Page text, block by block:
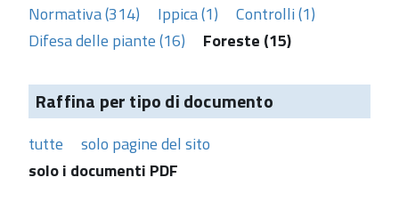
Normativa (314)
Ippica (1)
Controlli (1)
Difesa delle piante (16)
Foreste (15)
Raffina per tipo di documento
tutte
solo pagine del sito
solo i documenti PDF